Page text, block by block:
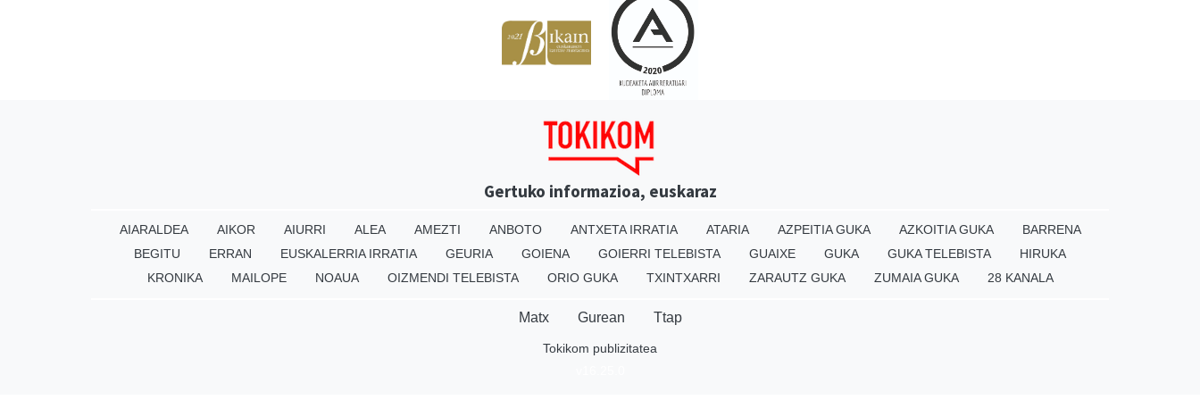
Gertuko informazioa, euskaraz
AIARALDEA AIKOR AIURRI ALEA AMEZTI ANBOTO ANTXETA IRRATIA ATARIA AZPEITIA GUKA AZKOITIA GUKA
BARRENA
BEGITU
ERRAN EUSKALERRIA IRRATIA GEURIA GOIENA GOIERRI TELEBISTA GUAIXE GUKA GUKA TELEBISTA
HIRUKA
KRONIKA
MAILOPE NOAUA OIZMENDI TELEBISTA ORIO GUKA TXINTXARRI ZARAUTZ GUKA ZUMAIA GUKA 28 KANALA
Matx Gurean Ttap
Tokikom publizitatea